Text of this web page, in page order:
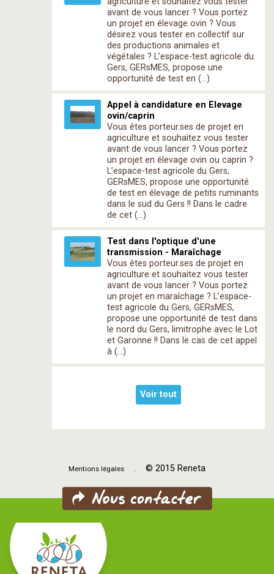
avant de vous lancer ? Vous portez
un projet en élevage ovin ? Vous
désirez vous tester en collectif sur
des productions animales et
végétales ? L’espace-test agricole du
Gers, GERsMES, propose une
opportunité de test en (…)
Appel à candidature en Elevage
ovin/caprin
Vous êtes porteur.ses de projet en
agriculture et souhaitez vous tester
avant de vous lancer ? Vous portez
un projet en élevage ovin ou caprin ?
L’espace-test agricole du Gers,
GERsMES, propose une opportunité
de test en élevage de petits ruminants
dans le sud du Gers !! Dans le cadre
de cet (…)
Test dans l'optique d'une
transmission - Maraîchage
Vous êtes porteur.ses de projet en
agriculture et souhaitez vous tester
avant de vous lancer ? Vous portez
un projet en maraîchage ? L’espace-
test agricole du Gers, GERsMES,
propose une opportunité de test dans
le nord du Gers, limitrophe avec le Lot
et Garonne !! Dans le cas de cet appel
à (…)
Voir tout
Mentions légales . © 2015 Reneta